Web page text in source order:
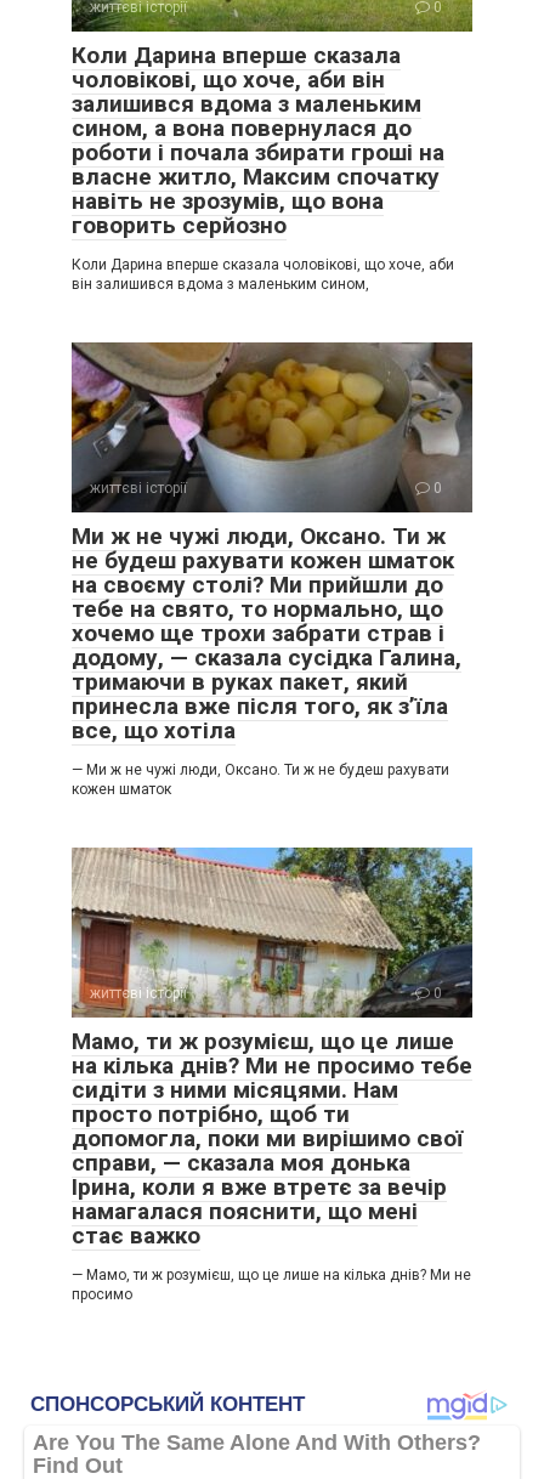
життєві історії 0
Коли Дарина вперше сказала
чоловікові, що хоче, аби він
залишився вдома з маленьким
сином, а вона повернулася до
роботи і почала збирати гроші на
власне житло, Максим спочатку
навіть не зрозумів, що вона
говорить серйозно
Коли Дарина вперше сказала чоловікові, що хоче, аби
він залишився вдома з маленьким сином,
життєві історії 0
Ми ж не чужі люди, Оксано. Ти ж
не будеш рахувати кожен шматок
на своєму столі? Ми прийшли до
тебе на свято, то нормально, що
хочемо ще трохи забрати страв і
додому, — сказала сусідка Галина,
тримаючи в руках пакет, який
принесла вже після того, як з’їла
все, що хотіла
— Ми ж не чужі люди, Оксано. Ти ж не будеш рахувати
кожен шматок
життєві історії 0
Мамо, ти ж розумієш, що це лише
на кілька днів? Ми не просимо тебе
сидіти з ними місяцями. Нам
просто потрібно, щоб ти
допомогла, поки ми вирішимо свої
справи, — сказала моя донька
Ірина, коли я вже втретє за вечір
намагалася пояснити, що мені
стає важко
— Мамо, ти ж розумієш, що це лише на кілька днів? Ми не
просимо